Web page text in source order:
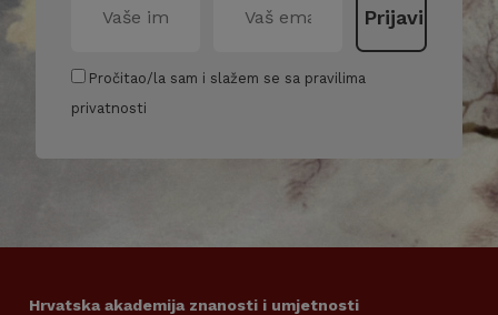
Pročitao/la sam i slažem se sa pravilima
privatnosti
Hrvatska akademija znanosti i umjetnosti